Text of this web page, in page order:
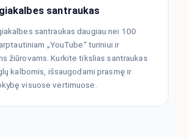
santraukas
santraukas daugiau nei 100
„YouTube“ turiniui ir
žiūrovams. Kurkite tikslias santraukas
kalbomis, išsaugodami prasmę ir
visuose vertimuose.